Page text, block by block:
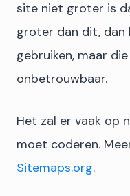
site niet groter is
groter dan dit, dan
gebruiken, maar
onbetrouwbaar.
Het zal er vaak op
moet coderen.
Sitemaps.org.